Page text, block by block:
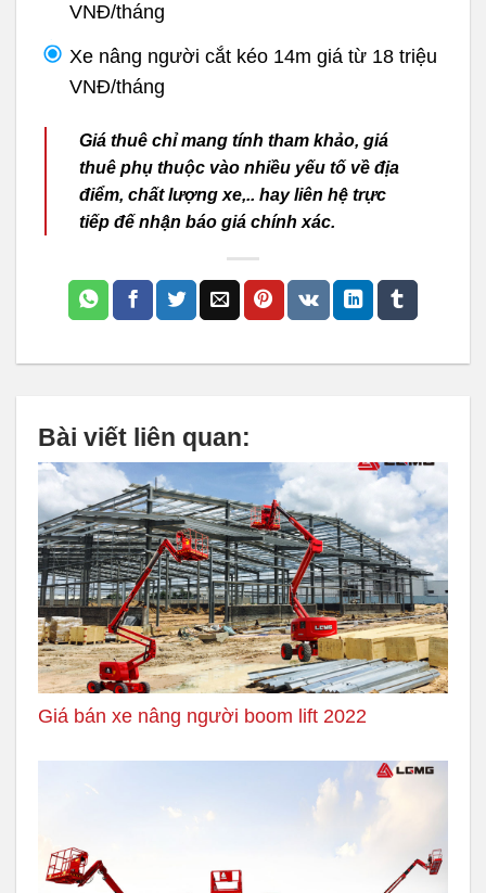
VNĐ/tháng
Xe nâng người cắt kéo 14m giá từ 18 triệu
VNĐ/tháng
Giá thuê chỉ mang tính tham khảo, giá
thuê phụ thuộc vào nhiều yếu tố về địa
điểm, chất lượng xe,.. hay liên hệ trực
tiếp đế nhận báo giá chính xác.
Bài viết liên quan:
Giá bán xe nâng người boom lift 2022